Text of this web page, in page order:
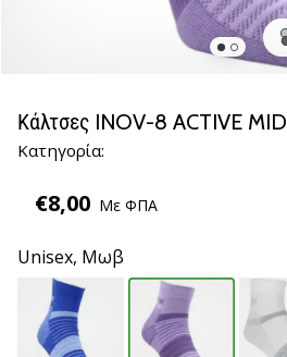
του
βόλεϊ
όπως
Ελάτε
μας
πρεσβευτής
της
μάρκας
Κάλτσες INOV-8 ACTIVE MID
Κατηγορία:
€8,00 Με ΦΠΑ
Unisex, Μωβ